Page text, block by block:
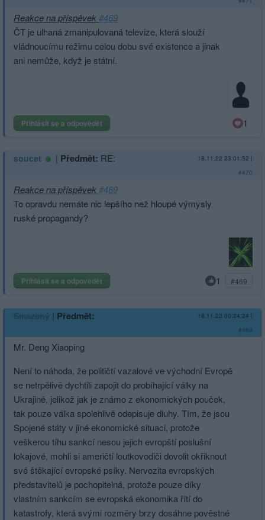
Reakce na příspěvek#469
ČT je ulhaná zmanipulovaná televize, která slouží
vládnoucímu režimu celou dobu své existence a jinak
ani nemůže, když je státní.
Přihlásit se a odpovědět 1
soucet | Předmět: RE: 18.11.22 23:01:52 |
#470
Reakce na příspěvek#469
To opravdu nemáte nic lepšího než hloupé výmysly
ruské propagandy?
Přihlásit se a odpovědět 1 #469
Smazaný | Předmět: 18.11.22 00:24:24 |
#469
Mr. Deng Xiaoping
Není to náhoda, že političtí vazalové ve východní Evropě
se netrpělivě dychtili zapojit do probíhající války na
Ukrajině, jelikož jak je známo z ekonomických pouček,
tak pouze válka spolehlivě odepisuje dluhy. Tím, že jsou
Spojené státy v jiné ekonomické situaci, protože
veškerou tíhu sankcí nesou jejich evropští poslušní
lokajové, mohli si američtí loutkovodiči dovolit okřiknout
své štěkající evropské psíky. Nervozita evropských
představitelů je pochopitelná, protože pouze díky
vlastním sankcím se evropská ekonomika řítí do
katastrofy, která svými rozměry brzy dosáhne pověstné